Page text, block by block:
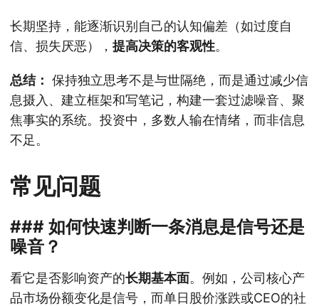
长期坚持，能逐渐识别自己的认知偏差（如过度自
信、损失厌恶）， 提高决策的客观性。
总结： 保持独立思考不是与世隔绝，而是通过减少信
息摄入、建立框架和写笔记，构建一套过滤噪音、聚
焦事实的系统。投资中，多数人输在情绪，而非信息
不足。
常见问题
### 如何快速判断一条消息是信号还是
噪音？
看它是否影响资产的长期基本面。例如，公司核心产
品市场份额变化是信号，而单日股价涨跌或CEO的社